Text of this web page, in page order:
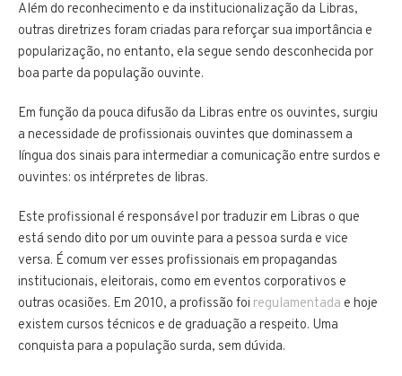
Além do reconhecimento e da institucionalização da Libras,
outras diretrizes foram criadas para reforçar sua importância e
popularização, no entanto, ela segue sendo desconhecida por
boa parte da população ouvinte.
Em função da pouca difusão da Libras entre os ouvintes, surgiu
a necessidade de profissionais ouvintes que dominassem a
língua dos sinais para intermediar a comunicação entre surdos e
ouvintes: os intérpretes de libras.
Este profissional é responsável por traduzir em Libras o que
está sendo dito por um ouvinte para a pessoa surda e vice
versa. É comum ver esses profissionais em propagandas
institucionais, eleitorais, como em eventos corporativos e
outras ocasiões. Em 2010, a profissão foi regulamentada e hoje
existem cursos técnicos e de graduação a respeito. Uma
conquista para a população surda, sem dúvida.